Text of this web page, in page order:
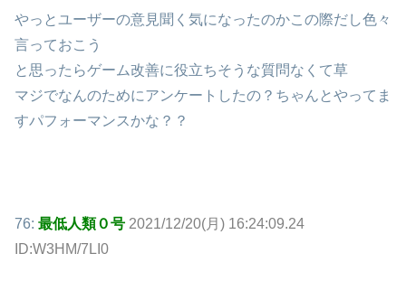
やっとユーザーの意見聞く気になったのかこの際だし色々
言っておこう
と思ったらゲーム改善に役立ちそうな質問なくて草
マジでなんのためにアンケートしたの？ちゃんとやってま
すパフォーマンスかな？？
76: 最低人類０号 2021/12/20(月) 16:24:09.24
ID:W3HM/7LI0